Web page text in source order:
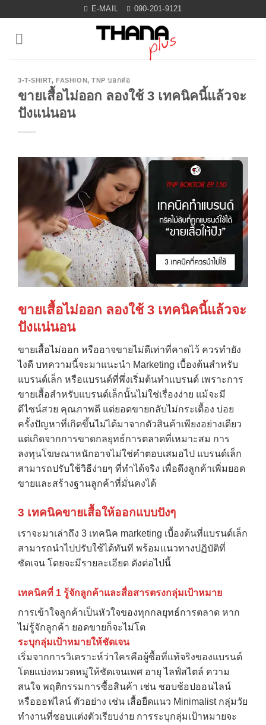
content
E-MAIL 090-201-9121
3-T-SHIRT,FASHION,TNP บอกต่อ
ขายเสื้อไม่ออก ลองใช้ 3 เทคนิคนี้แล้วจะ
ปังแน่นอน
ขายเสื้อไม่ออก ลองใช้ 3 เทคนิคนี้แล้วจะ
ปังแน่นอน
ขายเสื้อไม่ออก หรืออาจขายไม่ดีเท่าที่คาดไว้ ควรทำยัง
ไงดี บทความนี้จะมาแนะนำ Marketing เบื้องต้นสำหรับ
แบรนด์เล็ก หรือแบรนด์ที่พึ่งเริ่มต้นทำแบรนด์ เพราะการ
ขายเสื้อสำหรับแบรนด์เล็กนั้นไม่ใช่เรื่องง่าย แม้จะมี
ดีไซน์สวย คุณภาพดี แต่ยอดขายกลับไม่กระเตื้อง บ่อย
ครั้งปัญหาที่เกิดขึ้นไม่ได้มาจากตัวสินค้าเพียงอย่างเดียว
แต่เกิดจากการขาดกลยุทธ์การตลาดที่เหมาะสม การ
ลงทุนโฆษณาหนักอาจไม่ใช่คำตอบเสมอไป แบรนด์เล็ก
สามารถปรับใช้วิธีง่ายๆ ที่ทำได้จริง เพื่อดึงลูกค้าเพิ่มยอด
ขายและสร้างฐานลูกค้าที่มั่นคงได้
3 เทคนิคขายเสื้อให้ออกแบบปังๆ
เราจะมาเล่าถึง 3 เทคนิค marketing เบื้องต้นที่แบรนด์เล็ก
สามารถนำไปปรับใช้ได้ทันที พร้อมแนวทางปฏิบัติที่
ชัดเจน โดยจะมีรายละเอียด ดังต่อไปนี้
เทคนิคที่ 1 รู้จักลูกค้าและสื่อสารตรงกลุ่มเป้าหมาย
การเข้าใจลูกค้าเป็นหัวใจของทุกกลยุทธ์การตลาด หาก
ไม่รู้จักลูกค้า ยอดขายก็จะไม่โต
ระบุกลุ่มเป้าหมายให้ชัดเจน
เริ่มจากการวิเคราะห์ว่าใครคือผู้ซื้อที่แท้จริงของแบรนด์
โดยแบ่งหมวดหมู่ให้ชัดเจนเพศ อายุ ไลฟ์สไตล์ ความ
สนใจ พฤติกรรมการซื้อสินค้า เช่น ชอบช้อปออนไลน์
หรือออฟไลน์ ตัวอย่าง เช่น เสื้อยืดแนว Minimalist กลุ่มวัย
ทำงานที่ชอบแต่งตัวเรียบง่าย การระบุกลุ่มเป้าหมายจะ